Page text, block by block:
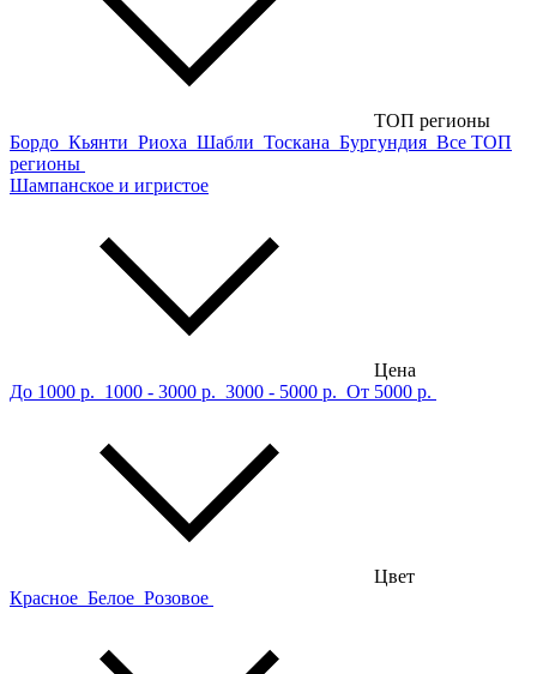
ТОП регионы
Бордо Кьянти Риоха Шабли Тоскана Бургундия Все ТОП
регионы
Шампанское и игристое
Цена
До 1000 р. 1000 - 3000 р. 3000 - 5000 р. От 5000 р.
Цвет
Красное Белое Розовое